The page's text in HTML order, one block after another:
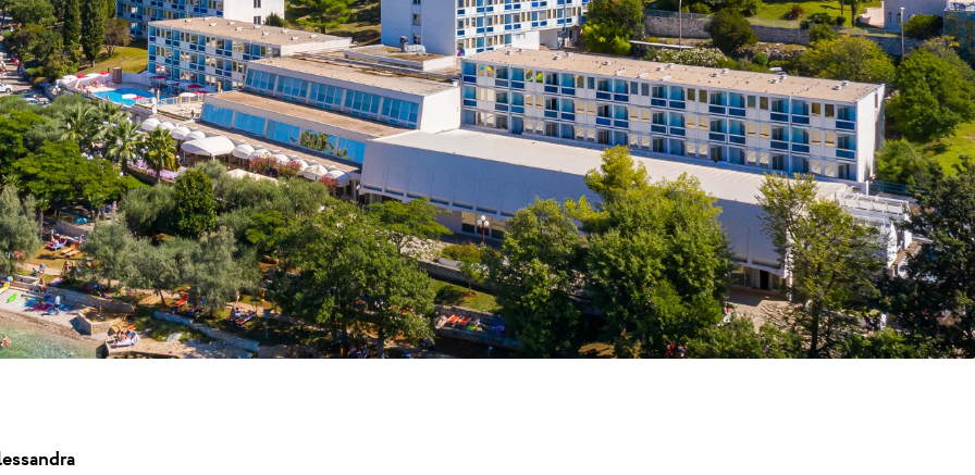
★
Laguna
Garden Suites Umag Plava Laguna
Residence Umag Plava Laguna
Hotel Aurora Plava Laguna
Hotel Sipar Plava Laguna
Svi hoteli u Umagu
Umagu, dom